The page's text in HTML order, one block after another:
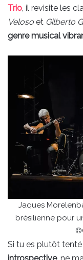
Trio, il revisite les
Veloso et Gilberto
genre musical
Jaques
brésilienne pour
Si tu es plutôt